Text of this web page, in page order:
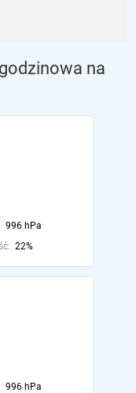
na
996 hPa
22%
996 hPa